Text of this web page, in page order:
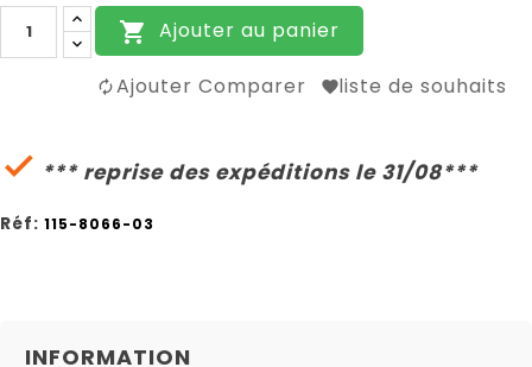
 Ajouter au panier
Ajouter Comparer liste de souhaits
 *** reprise des expéditions le 31/08***
Réf: 115-8066-03
INFORMATION